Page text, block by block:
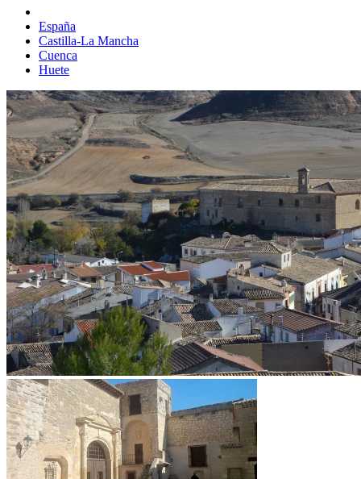
España
Castilla-La Mancha
Cuenca
Huete